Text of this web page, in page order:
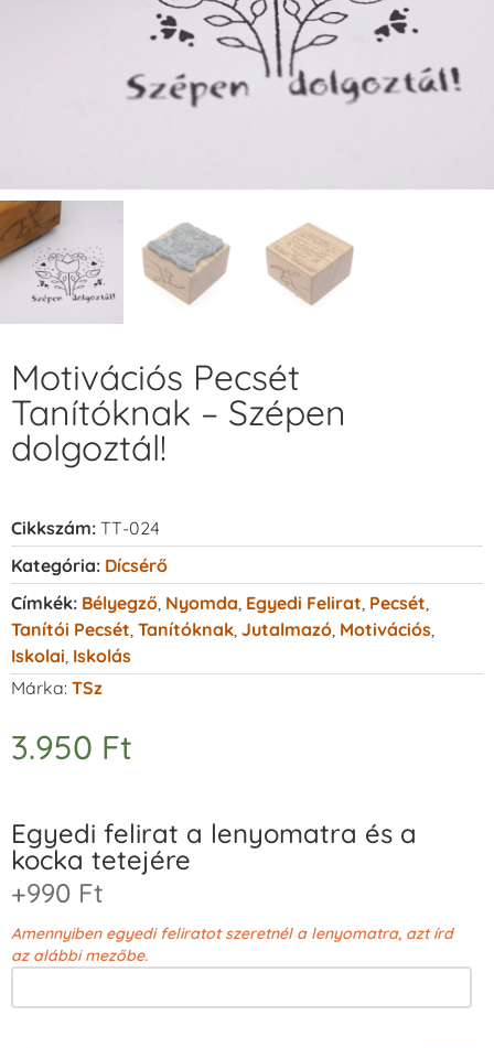
Motivációs Pecsét
Tanítóknak – Szépen
dolgoztál!
Cikkszám: TT-024
Kategória: Dícsérő
Címkék: Bélyegző Nyomda Egyedi Felirat Pecsét
Tanítói Pecsét Tanítóknak Jutalmazó Motivációs
Iskolai Iskolás
Márka: TSz
3.950 Ft
Egyedi felirat a lenyomatra és a
kocka tetejére
+990 Ft
Amennyiben egyedi feliratot szeretnél a lenyomatra, azt írd
az alábbi mezőbe.